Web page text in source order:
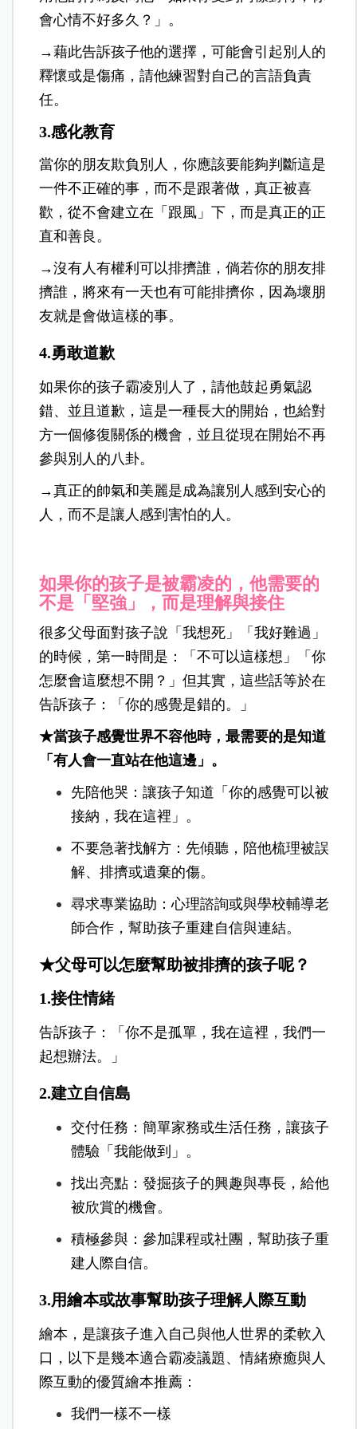
會心情不好多久？」。
→藉此告訴孩子他的選擇，可能會引起別人的
釋懷或是傷痛，請他練習對自己的言語負責
任。
3.感化教育
當你的朋友欺負別人，你應該要能夠判斷這是
一件不正確的事，而不是跟著做，真正被喜
歡，從不會建立在「跟風」下，而是真正的正
直和善良。
→沒有人有權利可以排擠誰，倘若你的朋友排
擠誰，將來有一天也有可能排擠你，因為壞朋
友就是會做這樣的事。
4.勇敢道歉
如果你的孩子霸凌別人了，請他鼓起勇氣認
錯、並且道歉，這是一種長大的開始，也給對
方一個修復關係的機會，並且從現在開始不再
參與別人的八卦。
→真正的帥氣和美麗是成為讓別人感到安心的
人，而不是讓人感到害怕的人。
如果你的孩子是被霸凌的，他需要的
不是「堅強」，而是理解與接住
很多父母面對孩子說「我想死」「我好難過」
的時候，第一時間是：「不可以這樣想」「你
怎麼會這麼想不開？」但其實，這些話等於在
告訴孩子：「你的感覺是錯的。」
★當孩子感覺世界不容他時，最需要的是知道
「有人會一直站在他這邊」。
先陪他哭：讓孩子知道「你的感覺可以被
接納，我在這裡」。
不要急著找解方：先傾聽，陪他梳理被誤
解、排擠或遺棄的傷。
尋求專業協助：心理諮詢或與學校輔導老
師合作，幫助孩子重建自信與連結。
★父母可以怎麼幫助被排擠的孩子呢？
1.接住情緒
告訴孩子：「你不是孤單，我在這裡，我們一
起想辦法。」
2.建立自信島
交付任務：簡單家務或生活任務，讓孩子
體驗「我能做到」。
找出亮點：發掘孩子的興趣與專長，給他
被欣賞的機會。
積極參與：參加課程或社團，幫助孩子重
建人際自信。
3.用繪本或故事幫助孩子理解人際互動
繪本，是讓孩子進入自己與他人世界的柔軟入
口，以下是幾本適合霸凌議題、情緒療癒與人
際互動的優質繪本推薦：
我們一樣不一樣